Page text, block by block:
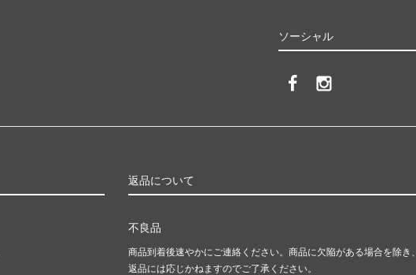
ソーシャル
返品について
不良品
商品到着後速やかにご連絡ください。商品に欠陥がある場合を除き、
返品には応じかねますのでご了承ください。